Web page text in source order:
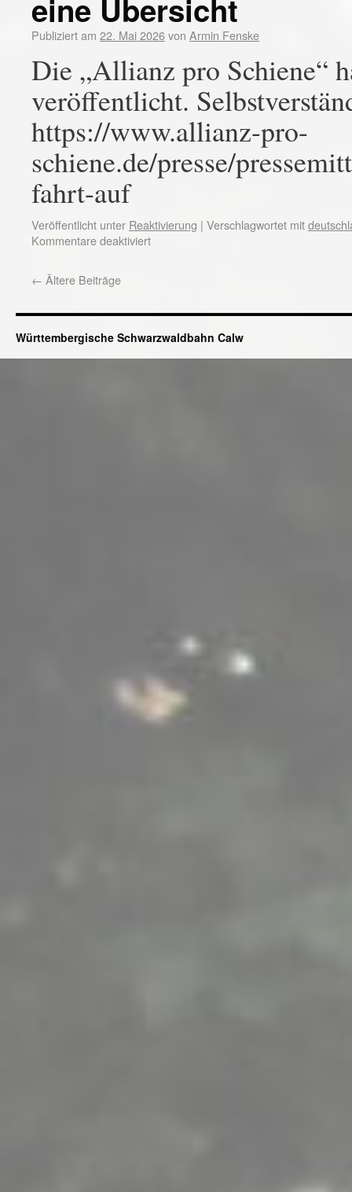
eine Übersicht
Publiziert am 22. Mai 2026von Armin Fenske
Die „Allianz pro Schiene“
veröffentlicht.
https://www.allianz-pro-
schiene.de/presse/
fahrt-auf
Veröffentlicht unter Reaktivierung | Verschlagwortet mit
Kommentare deaktiviert
← Ältere Beiträge
Württembergische Schwarzwaldbahn Calw